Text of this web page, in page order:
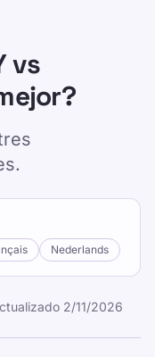
vs
Nederlands
2/11/2026